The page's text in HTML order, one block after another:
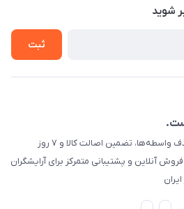
شوید
ثبت
ارسال مستقیم از بندر گناوه با حذف واسطه‌ها، تضمین اصالت کالا و ۷ روز
آنلاین و پشتیبانی متمرکز برای آرایشگران